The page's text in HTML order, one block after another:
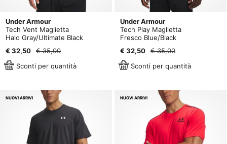
Under Armour
Tech Vent Maglietta
Halo Gray/Ultimate Black
€ 32,50
€ 35,00
Sconti per quantità
Under Armour
Tech Play Maglietta
Fresco Blue/Black
€ 32,50
€ 35,00
Sconti per quantità
NUOVI ARRIVI NUOVI ARRIVI